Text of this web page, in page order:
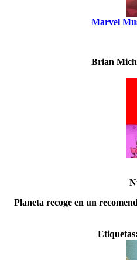
Marvel
Brian
Planeta recoge en un
Etiquetas: